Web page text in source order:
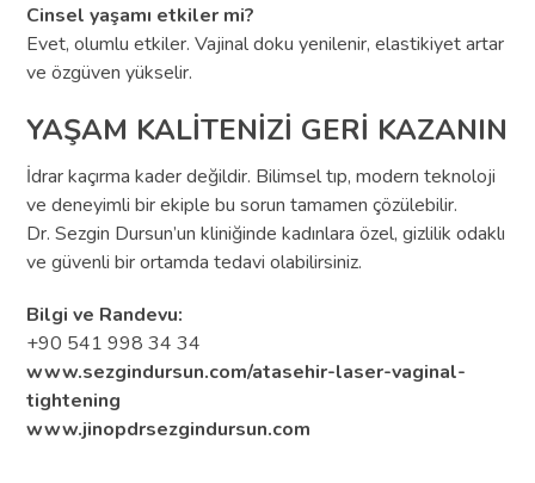
Cinsel yaşamı etkiler mi?
Evet, olumlu etkiler. Vajinal doku yenilenir, elastikiyet artar
ve özgüven yükselir.
YAŞAM KALİTENİZİ GERİ KAZANIN
İdrar kaçırma kader değildir. Bilimsel tıp, modern teknoloji
ve deneyimli bir ekiple bu sorun tamamen çözülebilir.
Dr. Sezgin Dursun’un kliniğinde kadınlara özel, gizlilik odaklı
ve güvenli bir ortamda tedavi olabilirsiniz.
Bilgi ve Randevu:
+90 541 998 34 34
www.sezgindursun.com/atasehir-laser-vaginal-
tightening
www.jinopdrsezgindursun.com